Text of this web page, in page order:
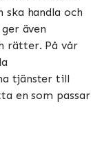
handla och
även
rätter. På vår
tjänster till
en som passar